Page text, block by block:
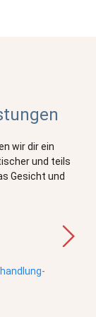
wir dir ein
und teils
Gesicht und